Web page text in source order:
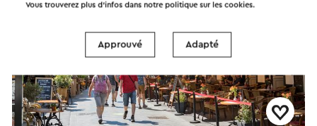
Vous trouverez plus d’infos dans notre politique sur lescookies.
Approuvé Adapté